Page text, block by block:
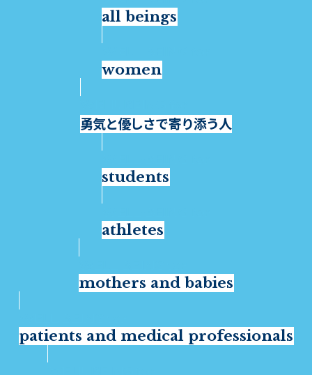
all beings
women
勇気と優しさで寄り添う人
students
athletes
mothers and babies
patients and medical professionals